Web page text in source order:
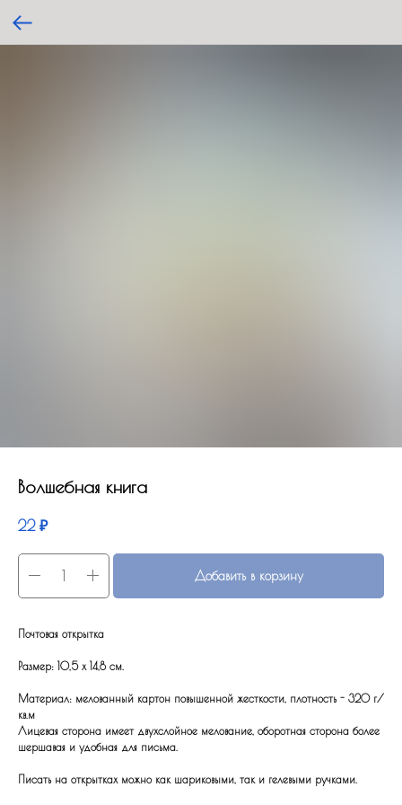
Волшебная книга
22 ₽
Добавить в корзину
Почтовая открытка
Размер: 10,5 x 14,8 см.
Материал: мелованный картон повышенной жесткости, плотность - 320 г/
кв.м
Лицевая сторона имеет двухслойное мелование, оборотная сторона более
шершавая и удобная для письма.
Писать на открытках можно как шариковыми, так и гелевыми ручками.